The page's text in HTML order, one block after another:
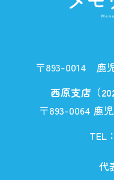
〒893-0014 鹿
西原支店（
〒893-0064 鹿
TEL：
代